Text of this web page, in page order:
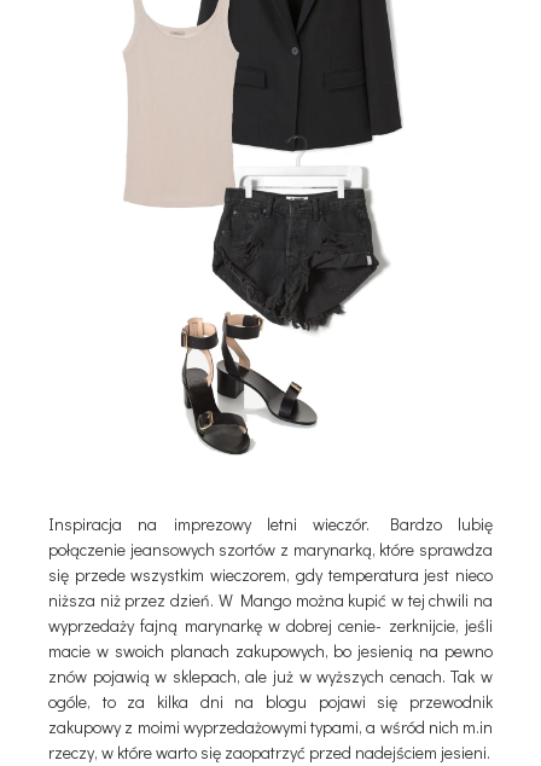
Inspiracja na imprezowy letni wieczór. Bardzo lubię
połączenie jeansowych szortów z marynarką, które sprawdza
się przede wszystkim wieczorem, gdy temperatura jest nieco
niższa niż przez dzień. W Mango można kupić w tej chwili na
wyprzedaży fajną marynarkę w dobrej cenie- zerknijcie, jeśli
macie w swoich planach zakupowych, bo jesienią na pewno
znów pojawią w sklepach, ale już w wyższych cenach. Tak w
ogóle, to za kilka dni na blogu pojawi się przewodnik
zakupowy z moimi wyprzedażowymi typami, a wśród nich m.in
rzeczy, w które warto się zaopatrzyć przed nadejściem jesieni.